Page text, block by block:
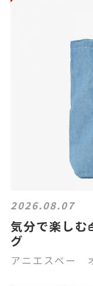
2026.08.07
気分で楽しむ
グ
アニエスベー